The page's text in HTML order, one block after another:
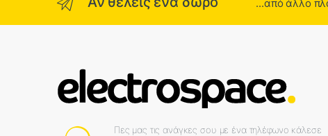
...από άλλο
Πες μας τις ανάγκες σου με ένα τηλέφωνο κάλεσε